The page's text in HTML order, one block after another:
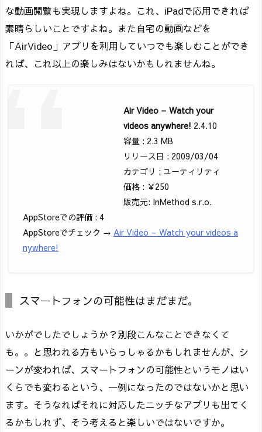
な動画閲覧も実現しますよね。これ、iPadで応用できれば
素晴らしいことですよね。また自宅の動画などを
「AirVideo」アプリを利用していつでも楽しむことができ
れば、これ以上の楽しみはないかもしれませんね。
Air Video – Watch your
videos anywhere! 2.4.10
容量 : 2.3 MB
リリース日 : 2009/03/04
カテゴリ : ユーティリティ
価格 : ￥250
販売元: InMethod s.r.o.
AppStoreでの評価 : 4
AppStoreでチェック → Air Video – Watch your videos a
nywhere!
スマートフォンの可能性はまだまだ。
いかがでしたでしょうか？別段こんなことできなくて
も。。と思われる方もいらっしゃるかもしれませんが、シ
ーンが変われば、スマートフォンの可能性というモノはい
くらでも変わるという、一例になったのではないかと思い
ます。そうなればそれに対応したニッチなアプリも出てく
るかもしれず、そう考えると楽しいではないですか。